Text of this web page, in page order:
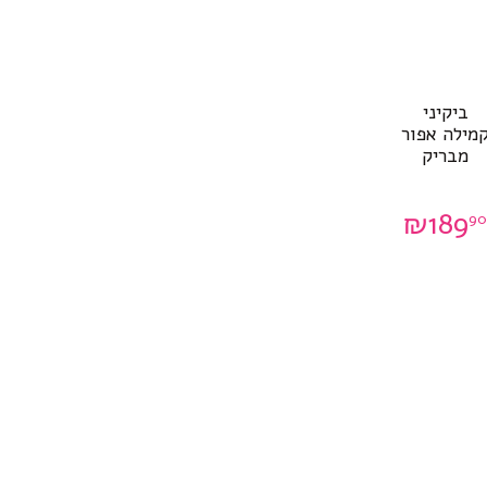
למוצר
זה
יש
מספר
לבחור
ביקיני
אפור
מבריק
₪18990